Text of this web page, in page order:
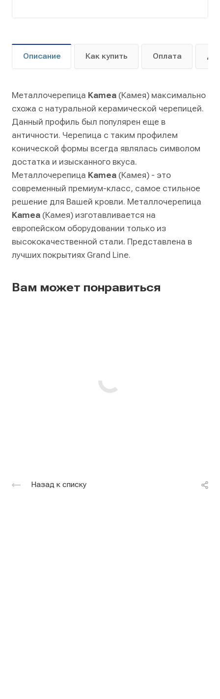
Описание Как купить Оплата
Металлочерепица Kamea (Камея) максимально
схожа с натуральной керамической черепицей.
Данный профиль был популярен еще в
античности. Черепица с таким профилем
конической формы всегда являлась символом
достатка и изысканного вкуса.
Металлочерепица Kamea (Камея) - это
современный премиум-класс, самое стильное
решение для Вашей кровли. Металлочерепица
Kamea (Камея) изготавливается на
европейском оборудовании только из
высококачественной стали. Представлена в
лучших покрытиях Grand Line.
Вам может понравиться
Назад к списку